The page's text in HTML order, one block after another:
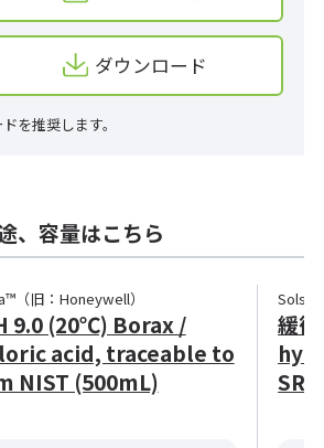
ダウンロード
を推奨します。
、容量はこちら
（旧：Honeywell）
9.0 (20℃) Borax /
acid, traceable to
NIST (500mL)
緩